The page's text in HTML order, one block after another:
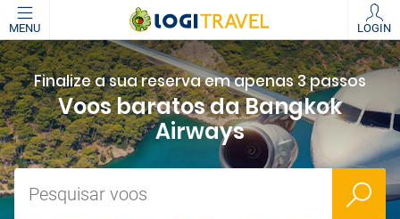
MENU LOGIN
Finalize a sua reserva em apenas 3 passos
Voos baratos da Bangkok
Airways
Pesquisar voos